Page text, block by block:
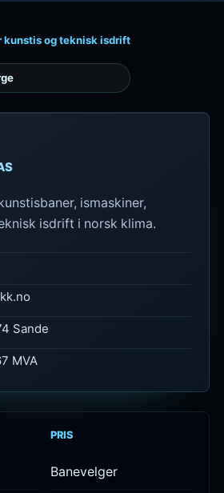
kunstis og teknisk isdrift
ismaskiner,
isdrift i norsk klima.
Sande
MVA
PRIS
Banevelger